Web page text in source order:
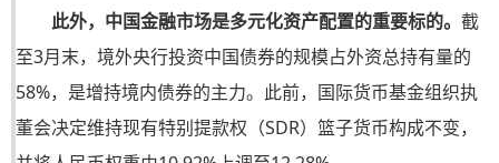
此外，中国金融市场是多元化资产配置的重要标的。 截
至3月末，境外央行投资中国债券的规模占外资总持有量的
58%，是增持境内债券的主力。此前，国际货币基金组织执
董会决定维持现有特别提款权（SDR）篮子货币构成不变，